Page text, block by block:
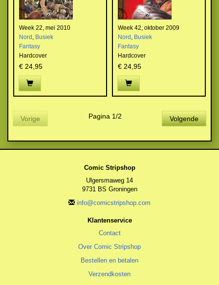
Week 22, mei 2010
Nord , Busiek
Fantasy
Hardcover
€ 24,95
Week 42, oktober 2009
Nord , Busiek
Fantasy
Hardcover
€ 24,95
Vorige Pagina 1/2 Volgende
Comic Stripshop
Ulgersmaweg 14
9731 BS Groningen
info@comicstripshop.com
Klantenservice
Contact
Over Comic Stripshop
Bestellen en betalen
Verzendkosten